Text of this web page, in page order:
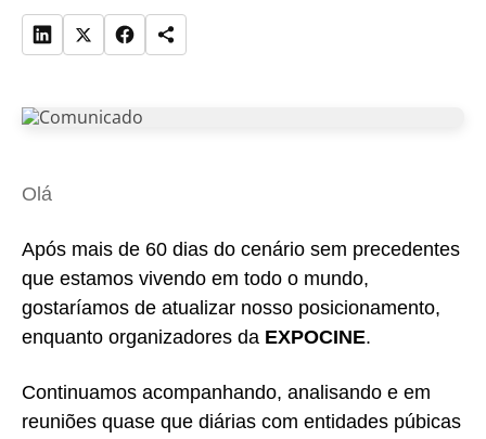
Olá
Após mais de 60 dias do cenário sem precedentes
que estamos vivendo em todo o mundo,
gostaríamos de atualizar nosso posicionamento,
enquanto organizadores da EXPOCINE.
Continuamos acompanhando, analisando e em
reuniões quase que diárias com entidades púbicas